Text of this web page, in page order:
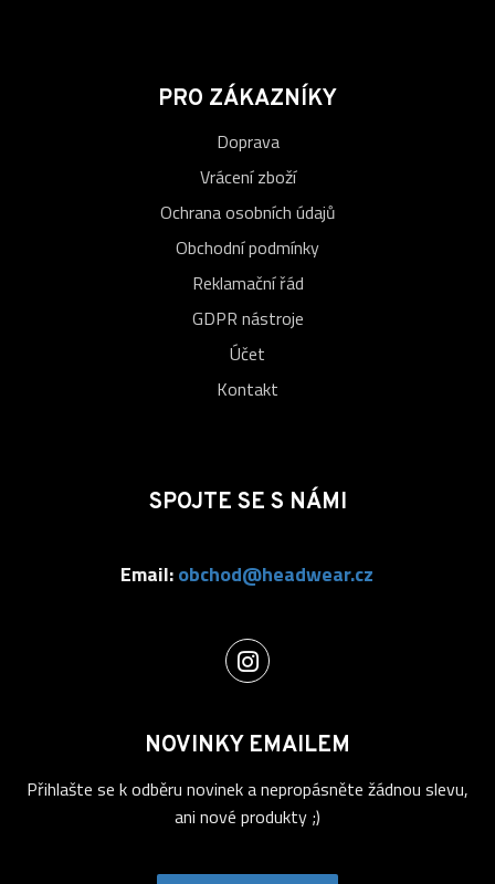
PRO ZÁKAZNÍKY
Doprava
Vrácení zboží
Ochrana osobních údajů
Obchodní podmínky
Reklamační řád
GDPR nástroje
Účet
Kontakt
SPOJTE SE S NÁMI
Email:obchod@headwear.cz
NOVINKY EMAILEM
Přihlašte se k odběru novinek a nepropásněte žádnou slevu,
ani nové produkty ;)